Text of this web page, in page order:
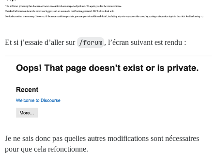
Et si j’essaie d’aller sur /forum , l’écran suivant est rendu :
Je ne sais donc pas quelles autres modifications sont nécessaires
pour que cela refonctionne.